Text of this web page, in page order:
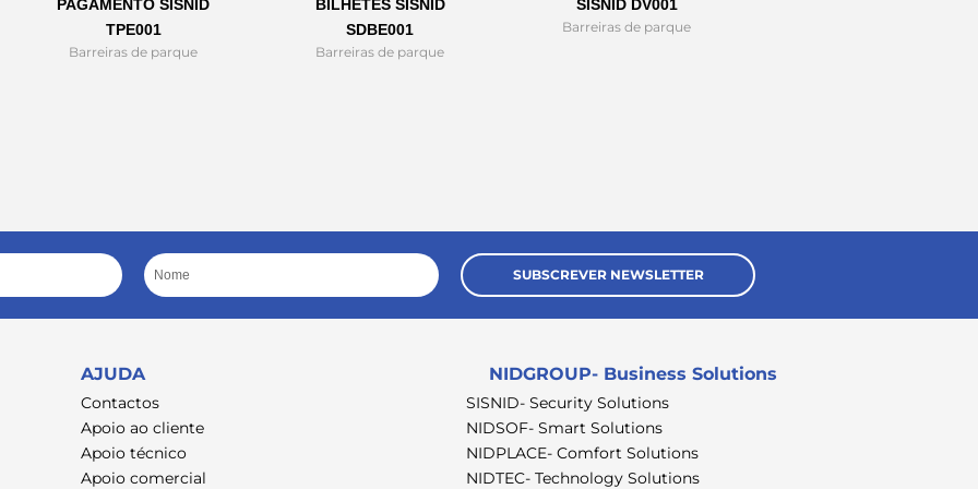
PAGAMENTO SISNID
TPE001
Barreiras de parque
BILHETES SISNID
SDBE001
Barreiras de parque
SISNID DV001
Barreiras de parque
Nome
SUBSCREVER NEWSLETTER
AJUDA
Contactos
Apoio ao cliente
Apoio técnico
Apoio comercial
NIDGROUP- Business Solutions
SISNID- Security Solutions
NIDSOF- Smart Solutions
NIDPLACE- Comfort Solutions
NIDTEC- Technology Solutions